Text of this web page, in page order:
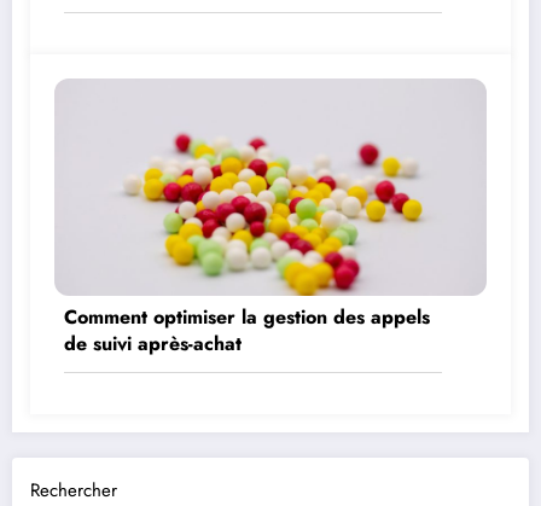
Comment optimiser la gestion des appels
de suivi après-achat
Rechercher